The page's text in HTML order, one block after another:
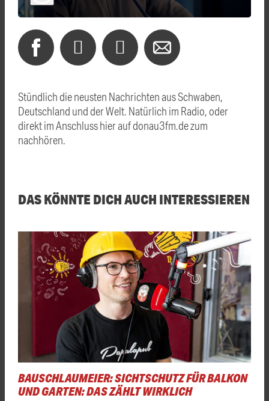
Stündlich die neusten Nachrichten aus Schwaben,
Deutschland und der Welt. Natürlich im Radio, oder
direkt im Anschluss hier auf donau3fm.de zum
nachhören.
DAS KÖNNTE DICH AUCH INTERESSIEREN
BAUSCHLAUMEIER: SICHTSCHUTZ FÜR BALKON
UND GARTEN: DAS ZÄHLT WIRKLICH